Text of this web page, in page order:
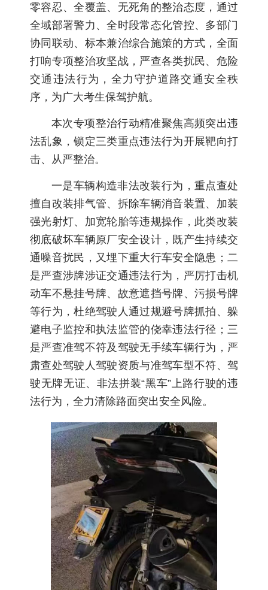
零容忍、全覆盖、无死角的整治态度，通过
全域部署警力、全时段常态化管控、多部门
协同联动、标本兼治综合施策的方式，全面
打响专项整治攻坚战，严查各类扰民、危险
交通违法行为，全力守护道路交通安全秩
序，为广大考生保驾护航。
本次专项整治行动精准聚焦高频突出违
法乱象，锁定三类重点违法行为开展靶向打
击、从严整治。
一是车辆构造非法改装行为，重点查处
擅自改装排气管、拆除车辆消音装置、加装
强光射灯、加宽轮胎等违规操作，此类改装
彻底破坏车辆原厂安全设计，既产生持续交
通噪音扰民，又埋下重大行车安全隐患；二
是严查涉牌涉证交通违法行为，严厉打击机
动车不悬挂号牌、故意遮挡号牌、污损号牌
等行为，杜绝驾驶人通过规避号牌抓拍、躲
避电子监控和执法监管的侥幸违法行径；三
是严查准驾不符及驾驶无手续车辆行为，严
肃查处驾驶人驾驶资质与准驾车型不符、驾
驶无牌无证、非法拼装“黑车”上路行驶的违
法行为，全力清除路面突出安全风险。